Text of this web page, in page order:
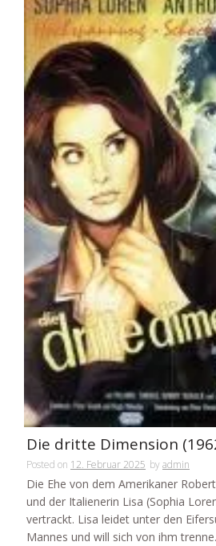
Die dritte Dimension
Posted on 12. Februar 2025 byadmin
Die Ehe von dem Amerikaner
und der Italienerin Lisa (Sophia
vertrackt. Lisa leidet unter den
Mannes und will sich von ihm